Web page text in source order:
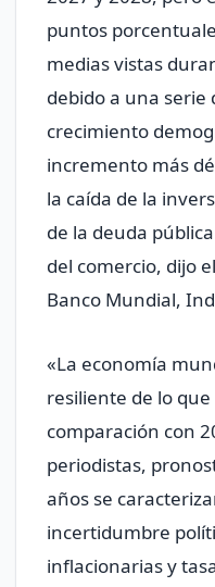
puntos
medias vistas
debido a una serie
crecimiento
incremento más
la caída de la
de la deuda
del comercio, dijo
Banco Mundial,
«La economía
resiliente de lo
comparación con
periodistas,
años se
incertidumbre
inflacionarias y